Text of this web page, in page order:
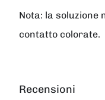
Nota: la soluzione
contatto colorate.
Recensioni